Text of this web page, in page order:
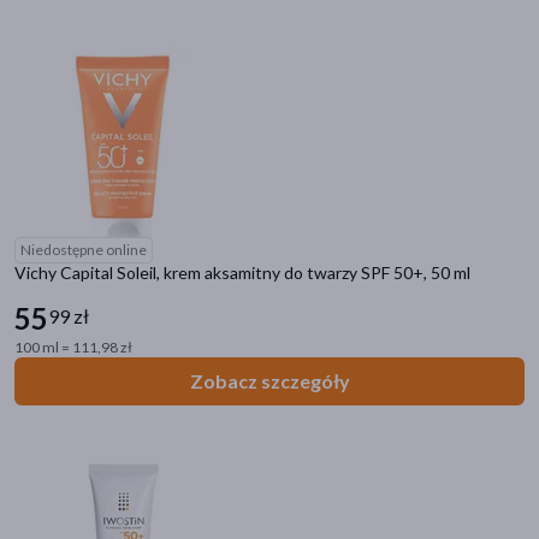
Niedostępne online
Vichy Capital Soleil, krem aksamitny do twarzy SPF 50+, 50 ml
5599 zł
100 ml = 111,98 zł
Zobacz szczegóły
Specyfika
Do opalania(217)
Dla alergików
Dla wegan
Koreańskie
Bez substancji zapachowych
Pora stosowania
Rodzaj skóry
dowolna(139)